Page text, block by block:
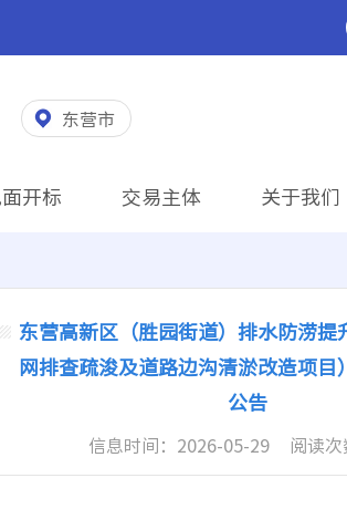
东营市
开标 交易主体 关于我们
东营高新区（胜园街道）排水防涝提
网排查疏浚及道路边沟清淤改造项目
公告
信息时间： 2026-05-29 阅读次